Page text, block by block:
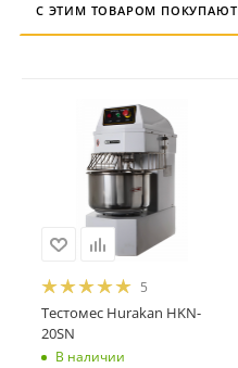
С ЭТИМ ТОВАРОМ ПОКУПАЮТ
5
Тестомес Hurakan HKN-
20SN
В наличии